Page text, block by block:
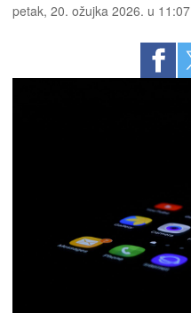
petak, 20. ožujka 2026. u 11:07